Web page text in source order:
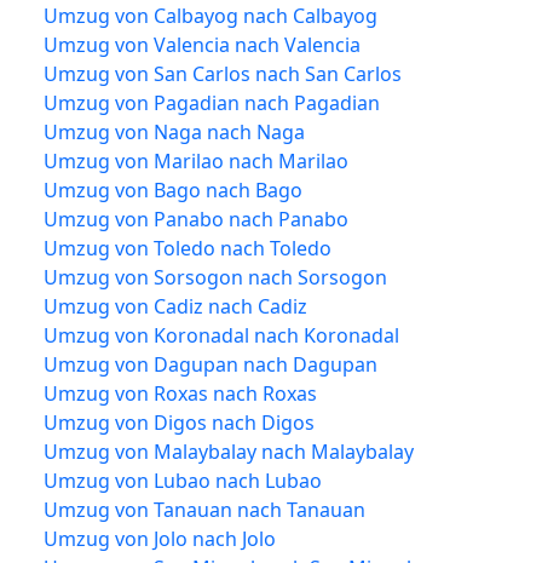
Umzug von Calbayog nach Calbayog
Umzug von Valencia nach Valencia
Umzug von San Carlos nach San Carlos
Umzug von Pagadian nach Pagadian
Umzug von Naga nach Naga
Umzug von Marilao nach Marilao
Umzug von Bago nach Bago
Umzug von Panabo nach Panabo
Umzug von Toledo nach Toledo
Umzug von Sorsogon nach Sorsogon
Umzug von Cadiz nach Cadiz
Umzug von Koronadal nach Koronadal
Umzug von Dagupan nach Dagupan
Umzug von Roxas nach Roxas
Umzug von Digos nach Digos
Umzug von Malaybalay nach Malaybalay
Umzug von Lubao nach Lubao
Umzug von Tanauan nach Tanauan
Umzug von Jolo nach Jolo